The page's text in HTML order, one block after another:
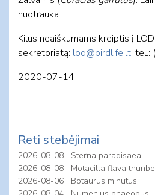
nuotrauka
Kilus neaiškumams kreiptis į LOD
sekretoriatą: lod@birdlife.lt,
2020-07-14
Reti stebėjimai
2026-08-08
Sterna paradisaea
2026-08-08
Motacilla flava
2026-08-06
Botaurus minutus